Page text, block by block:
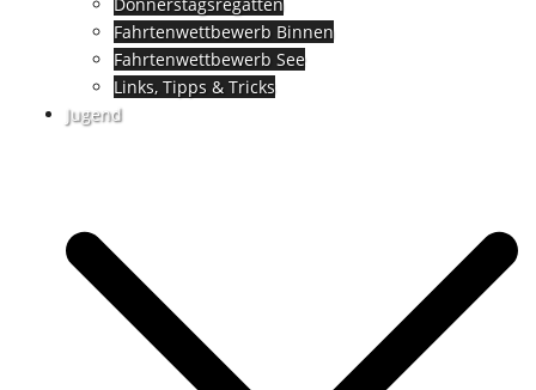
Fahrtenwettbewerb Binnen
Fahrtenwettbewerb See
Links, Tipps & Tricks
Jugend